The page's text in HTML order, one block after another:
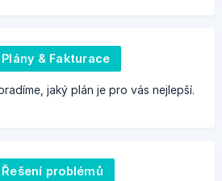
Plány & Fakturace
jaký plán je pro vás nejlepší.
Řešení problémů